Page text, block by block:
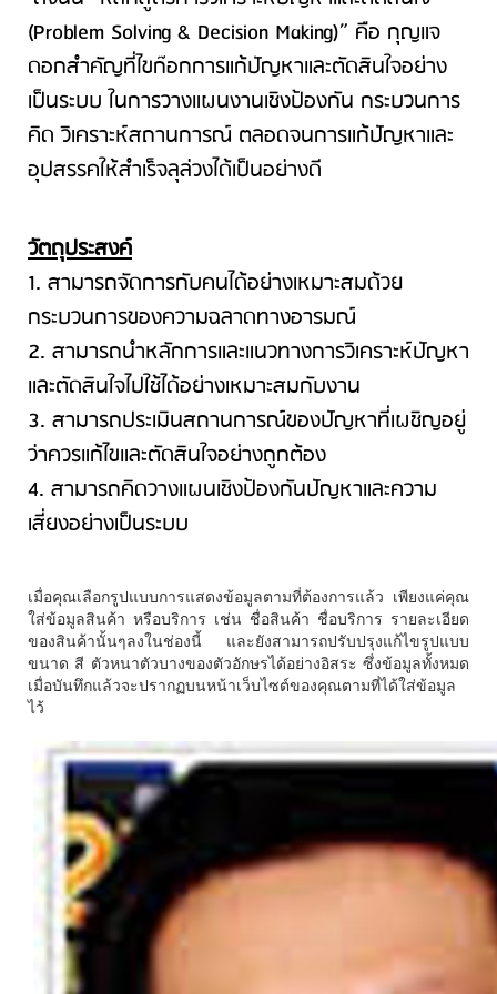
(Problem Solving & Decision Making)” คือ กุญแจ
ดอกสำคัญที่ไขก๊อกการแก้ปัญหาและตัดสินใจอย่าง
เป็นระบบ ในการวางแผนงานเชิงป้องกัน กระบวนการ
คิด วิเคราะห์สถานการณ์ ตลอดจนการแก้ปัญหาและ
อุปสรรคให้สำเร็จลุล่วงได้เป็นอย่างดี
วัตถุประสงค์
1. สามารถจัดการกับคนได้อย่างเหมาะสมด้วย
กระบวนการของความฉลาดทางอารมณ์
2. สามารถนำหลักการและแนวทางการวิเคราะห์ปัญหา
และตัดสินใจไปใช้ได้อย่างเหมาะสมกับงาน
3. สามารถประเมินสถานการณ์ของปัญหาที่เผชิญอยู่
ว่าควรแก้ไขและตัดสินใจอย่างถูกต้อง
4. สามารถคิดวางแผนเชิงป้องกันปัญหาและความ
เสี่ยงอย่างเป็นระบบ
เมื่อคุณเลือกรูปแบบการแสดงข้อมูลตามที่ต้องการแล้ว เพียงแค่คุณ
ใส่ข้อมูลสินค้า หรือบริการ เช่น ชื่อสินค้า ชื่อบริการ รายละเอียด
ของสินค้านั้นๆลงในช่องนี้ และยังสามารถปรับปรุงแก้ไขรูปแบบ
ขนาด สี ตัวหนาตัวบางของตัวอักษรได้อย่างอิสระ ซึ่งข้อมูลทั้งหมด
เมื่อบันทึกแล้วจะปรากฏบนหน้าเว็บไซต์ของคุณตามที่ได้ใส่ข้อมูล
ไว้